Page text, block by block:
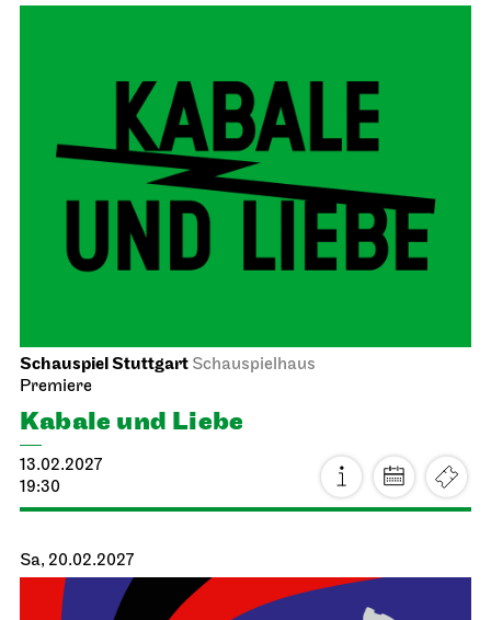
Schauspiel Stuttgart Schauspielhaus
Premiere
Kabale und Liebe
13.02.2027
19:30
Sa, 20.02.2027